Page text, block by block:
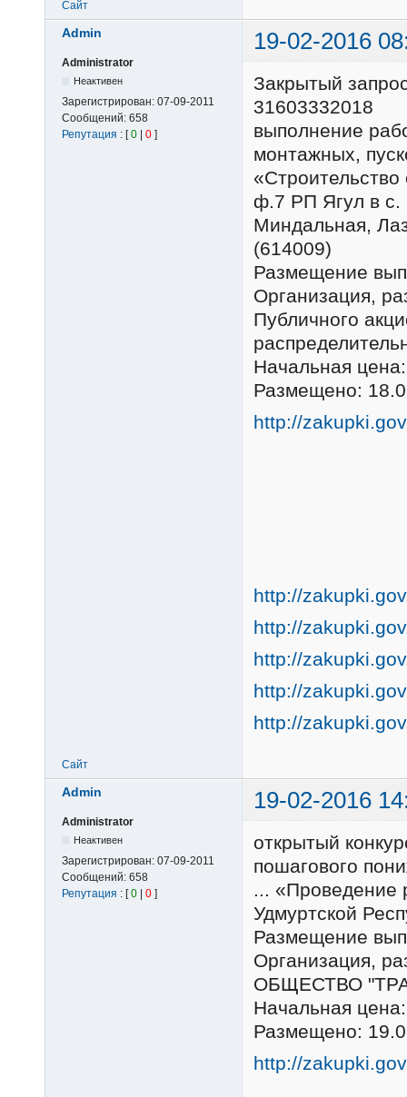
Сайт
Admin 19-02-2016
Administrator
Неактивен
Зарегистрирован: 07-09-2011
Сообщений: 658
Репутация : [0 0 ]
Закрытый
31603332018
выполнение
монтажных,
ф.7 РП Ягул в с.
Миндальная,
(614009)
Размещение
Организация,
Публичного
Начальная
Размещено:
http://
http://
http://
http://
http://
http://
Сайт
Admin 19-02-2016
Administrator
Неактивен
Зарегистрирован: 07-09-2011
Сообщений: 658
Репутация : [0 0 ]
открытый
пошагового
... «Проведение
Удмуртской
Размещение
Организация,
ОБЩЕСТВО
Начальная
Размещено:
http://